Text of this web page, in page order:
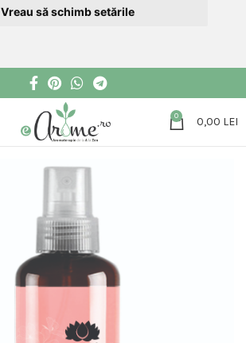
Vreau să schimb setările
0 0,00 LEI